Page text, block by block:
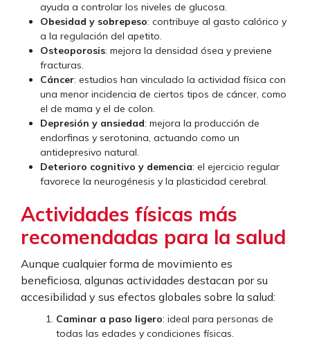
ayuda a controlar los niveles de glucosa.
Obesidad y sobrepeso: contribuye al gasto calórico y
a la regulación del apetito.
Osteoporosis: mejora la densidad ósea y previene
fracturas.
Cáncer: estudios han vinculado la actividad física con
una menor incidencia de ciertos tipos de cáncer, como
el de mama y el de colon.
Depresión y ansiedad: mejora la producción de
endorfinas y serotonina, actuando como un
antidepresivo natural.
Deterioro cognitivo y demencia: el ejercicio regular
favorece la neurogénesis y la plasticidad cerebral.
Actividades físicas más
recomendadas para la salud
Aunque cualquier forma de movimiento es
beneficiosa, algunas actividades destacan por su
accesibilidad y sus efectos globales sobre la salud:
Caminar a paso ligero: ideal para personas de
todas las edades y condiciones físicas.